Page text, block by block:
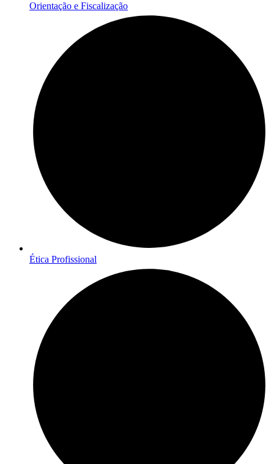
Orientação e Fiscalização
Ética Profissional